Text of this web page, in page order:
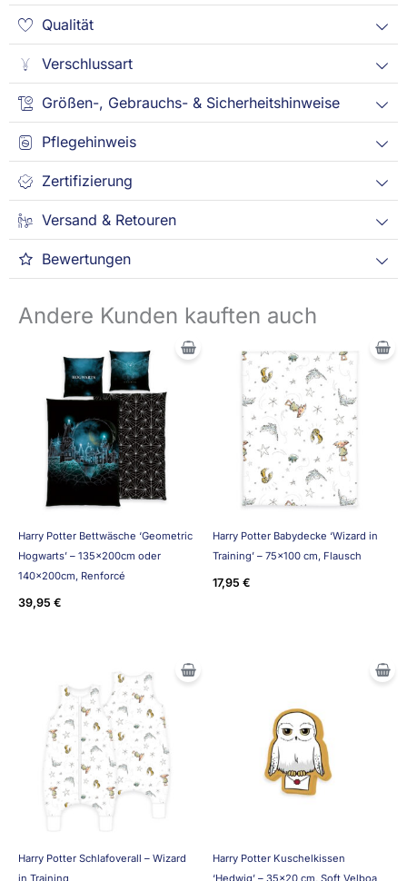
Qualität
Verschlussart
Größen-, Gebrauchs- & Sicherheitshinweise
Pflegehinweis
Zertifizierung
Versand & Retouren
Bewertungen
Andere Kunden kauften auch
Harry Potter Bettwäsche ‘Geometric
Hogwarts’ – 135x200cm oder
140x200cm, Renforcé
39,95 €
Harry Potter Babydecke ‘Wizard in
Training’ – 75×100 cm, Flausch
17,95 €
Harry Potter Schlafoverall – Wizard
in Training
Harry Potter Kuschelkissen
‘Hedwig’ – 35×20 cm, Soft Velboa